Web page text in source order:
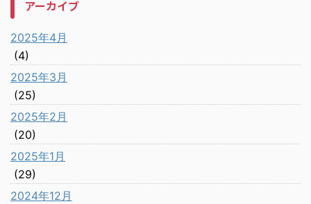
アーカイブ
2025年4月
(4)
2025年3月
(25)
2025年2月
(20)
2025年1月
(29)
2024年12月